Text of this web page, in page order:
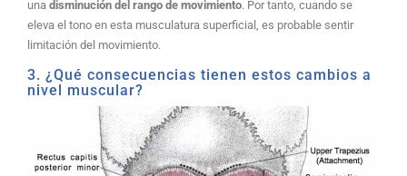
una disminución del rango de movimiento. Por tanto, cuando se
eleva el tono en esta musculatura superficial, es probable sentir
limitación del movimiento.
3. ¿Qué consecuencias tienen estos cambios a
nivel muscular?